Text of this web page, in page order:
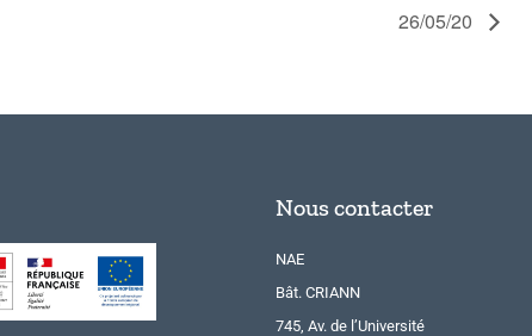
26/05/20
Nous contacter
NAE
Bât. CRIANN
745, Av. de l’Université